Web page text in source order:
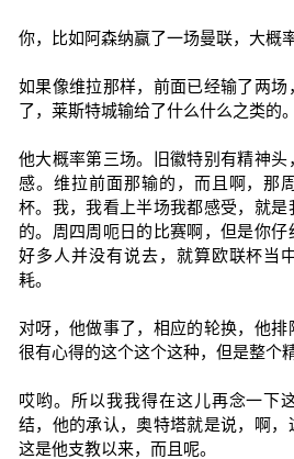
你，比如阿森纳赢了一场曼联，大概
如果像维拉那样，前面已经输了两
了，莱斯特城输给了什么什么之类的。
他大概率第三场。旧徽特别有精神
感。维拉前面那输的，而且啊，那
杯。我，我看上半场我都感受，就是
的。周四周呃日的比赛啊，但是你
好多人并没有说去，就算欧联杯当
耗。
对呀，他做事了，相应的轮换，他
很有心得的这个这个这种，但是整个
哎哟。所以我我得在这儿再念一下
结，他的承认，奥特塔就是说，啊，
这是他支教以来，而且呢。